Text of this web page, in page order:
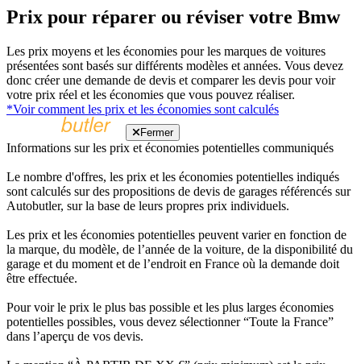
Prix pour réparer ou réviser votre Bmw
Les prix moyens et les économies pour les marques de voitures
présentées sont basés sur différents modèles et années. Vous devez
donc créer une demande de devis et comparer les devis pour voir
votre prix réel et les économies que vous pouvez réaliser.
*Voir comment les prix et les économies sont calculés
Fermer
Informations sur les prix et économies potentielles communiqués
Le nombre d'offres, les prix et les économies potentielles indiqués
sont calculés sur des propositions de devis de garages référencés sur
Autobutler, sur la base de leurs propres prix individuels.
Les prix et les économies potentielles peuvent varier en fonction de
la marque, du modèle, de l’année de la voiture, de la disponibilité du
garage et du moment et de l’endroit en France où la demande doit
être effectuée.
Pour voir le prix le plus bas possible et les plus larges économies
potentielles possibles, vous devez sélectionner “Toute la France”
dans l’aperçu de vos devis.